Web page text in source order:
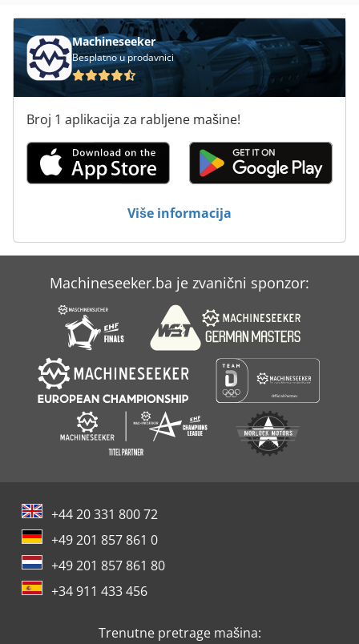
Vodu Za
Za Automatsko Varenje
Za Preradu Drva
Machineseeker
Besplatno u prodavnici
Broj 1 aplikacija za rabljene mašine!
Više informacija
Machineseeker.ba je zvanični sponzor:
+44 20 331 800 72
+49 201 857 861 0
+49 201 857 861 80
+34 911 433 456
Trenutne pretrage mašina: